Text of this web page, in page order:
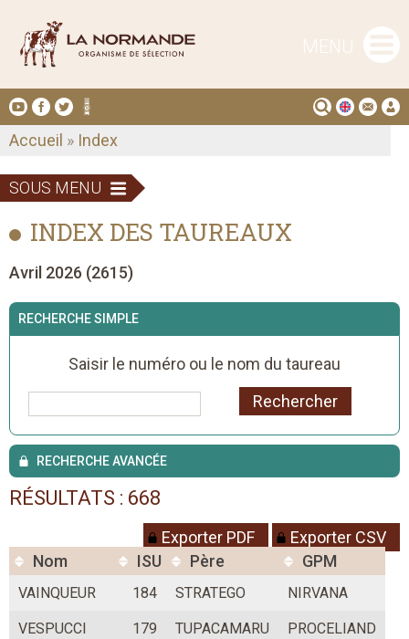
MENU
Accueil » Index
SOUS MENU
INDEX DES TAUREAUX
Avril 2026 (2615)
RECHERCHE SIMPLE
Saisir le numéro ou le nom du taureau
RECHERCHE AVANCÉE
RÉSULTATS : 668
Exporter PDF
Exporter CSV
Nom
ISU Père GPM
VAINQUEUR 184 STRATEGO NIRVANA
VESPUCCI 179 TUPACAMARU PROCELIAND